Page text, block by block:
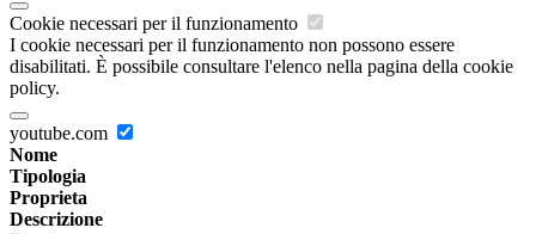
Cookie necessari per il funzionamento
I cookie necessari per il funzionamento non possono essere
disabilitati. È possibile consultare l'elenco nella pagina della cookie
policy.
youtube.com
Nome
Tipologia
Proprieta
Descrizione